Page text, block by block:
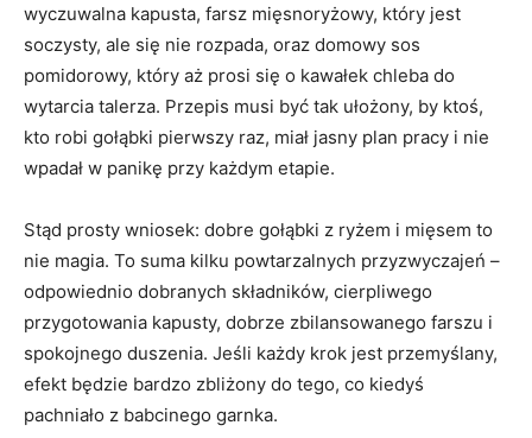
wyczuwalna kapusta, farsz mięsnoryżowy, który jest
soczysty, ale się nie rozpada, oraz domowy sos
pomidorowy, który aż prosi się o kawałek chleba do
wytarcia talerza. Przepis musi być tak ułożony, by ktoś,
kto robi gołąbki pierwszy raz, miał jasny plan pracy i nie
wpadał w panikę przy każdym etapie.
Stąd prosty wniosek: dobre gołąbki z ryżem i mięsem to
nie magia. To suma kilku powtarzalnych przyzwyczajeń –
odpowiednio dobranych składników, cierpliwego
przygotowania kapusty, dobrze zbilansowanego farszu i
spokojnego duszenia. Jeśli każdy krok jest przemyślany,
efekt będzie bardzo zbliżony do tego, co kiedyś
pachniało z babcinego garnka.